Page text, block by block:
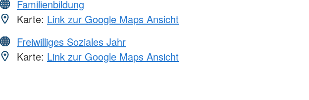
Familienbildung
Karte: Link zur Google Maps Ansicht
Freiwilliges Soziales Jahr
Karte: Link zur Google Maps Ansicht